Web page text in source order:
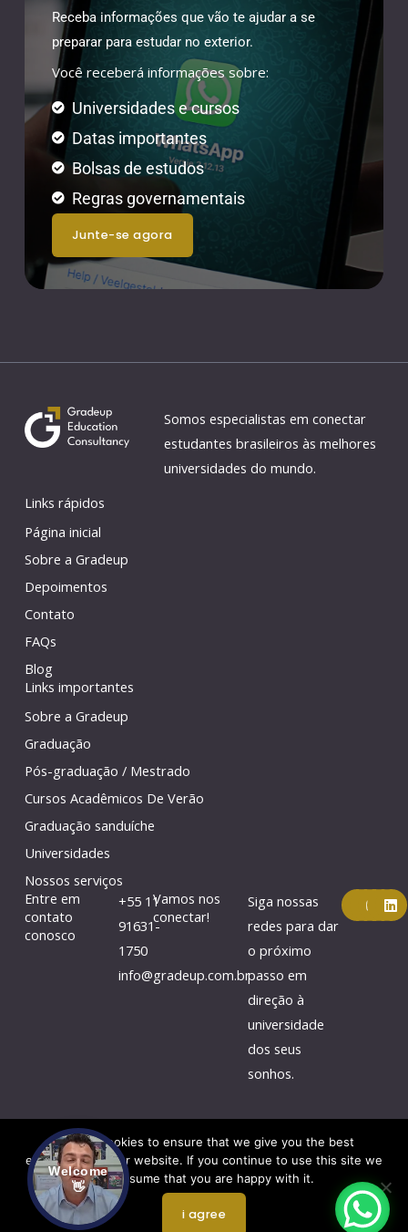
Receba informações que vão te ajudar a se
preparar para estudar no exterior.
Você receberá informações sobre:
Universidades e cursos
Datas importantes
Bolsas de estudos
Regras governamentais
junte-se agora
Somos especialistas em conectar
estudantes brasileiros às melhores
universidades do mundo.
Links rápidos
Página inicial
Sobre a Gradeup
Depoimentos
Contato
FAQs
Blog
Links importantes
Sobre a Gradeup
Graduação
Pós-graduação / Mestrado
Cursos Acadêmicos De Verão
Graduação sanduíche
Universidades
Nossos serviços
Entre em
contato
conosco
+55 11
91631-
1750
info@gradeup.com.br
Vamos nos
conectar!
Siga nossas
redes para dar
o próximo
passo em
direção à
universidade
dos seus
sonhos.
F
c
Y
u
I
n
s
L
i
n
Direitos autorais © 2026 por Gradeup
Redesign do site por webtec
We use cookies to ensure that we give you the best
experience on our website. If you continue to use this site we
will assume that you are happy with it.
i agree
Welcome
👋